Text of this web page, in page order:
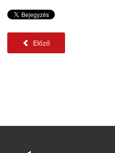
Előző